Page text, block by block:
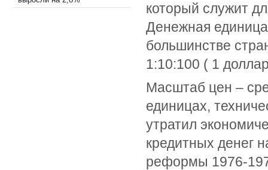
который служит
Денежная
большинстве
1:10:100 ( 1
Масштаб цен –
единицах,
утратил
кредитных денег
реформы 1976-